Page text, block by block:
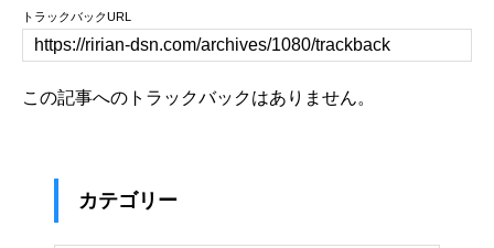
トラックバックURL
この記事へのトラックバックはありません。
カテゴリー